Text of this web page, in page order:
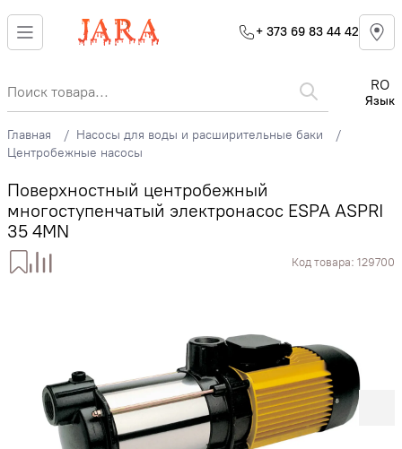
+ 373 69 83 44 42
RO
Язык
Главная
Насосы для воды и расширительные баки
Центробежные насосы
Поверхностный центробежный
многоступенчатый электронасос ESPA ASPRI
35 4MN
Код товара: 129700